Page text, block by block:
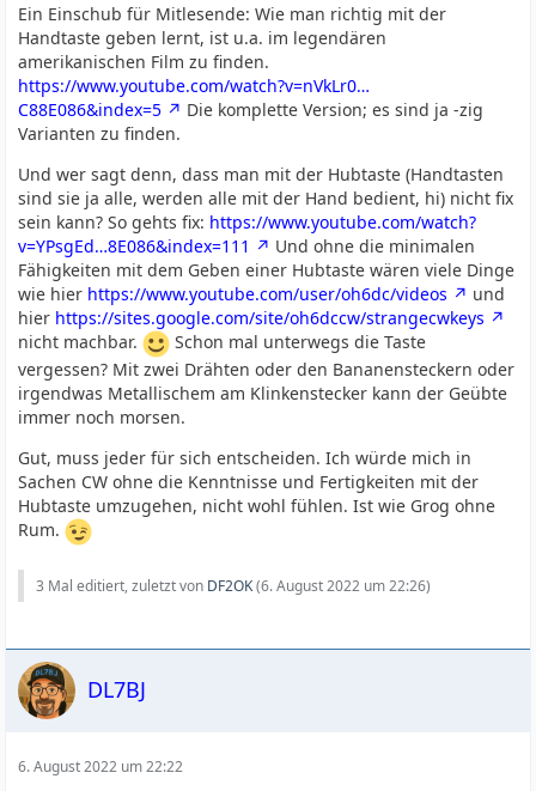
Ein Einschub für Mitlesende: Wie man richtig mit der
Handtaste geben lernt, ist u.a. im legendären
amerikanischen Film zu finden.
https://www.youtube.com/watch?v=nVkLr0…
C88E086&index=5
Die komplette Version; es sind ja -zig
Varianten zu finden.
Und wer sagt denn, dass man mit der Hubtaste (Handtasten
sind sie ja alle, werden alle mit der Hand bedient, hi) nicht fix
sein kann? So gehts fix: https://www.youtube.com/watch?
v=YPsgEd…8E086&index=111
Und ohne die minimalen
Fähigkeiten mit dem Geben einer Hubtaste wären viele Dinge
wie hier https://www.youtube.com/user/oh6dc/videos
und
hier https://sites.google.com/site/oh6dccw/strangecwkeys
nicht machbar.
Schon mal unterwegs die Taste
vergessen? Mit zwei Drähten oder den Bananensteckern oder
irgendwas Metallischem am Klinkenstecker kann der Geübte
immer noch morsen.
Gut, muss jeder für sich entscheiden. Ich würde mich in
Sachen CW ohne die Kenntnisse und Fertigkeiten mit der
Hubtaste umzugehen, nicht wohl fühlen. Ist wie Grog ohne
Rum.
3 Mal editiert, zuletzt von DF2OK(6. August 2022 um 22:26)
DL7BJ
6. August 2022 um 22:22